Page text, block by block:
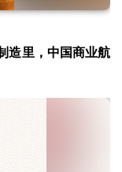
造里，中国商业航